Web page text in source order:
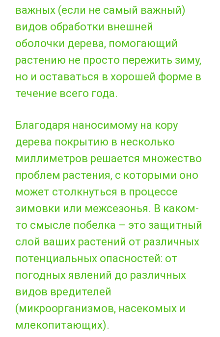
важных (если не самый важный)
видов обработки внешней
оболочки дерева, помогающий
растению не просто пережить зиму,
но и оставаться в хорошей форме в
течение всего года.
Благодаря наносимому на кору
дерева покрытию в несколько
миллиметров решается множество
проблем растения, с которыми оно
может столкнуться в процессе
зимовки или межсезонья. В каком-
то смысле побелка – это защитный
слой ваших растений от различных
потенциальных опасностей: от
погодных явлений до различных
видов вредителей
(микроорганизмов, насекомых и
млекопитающих).